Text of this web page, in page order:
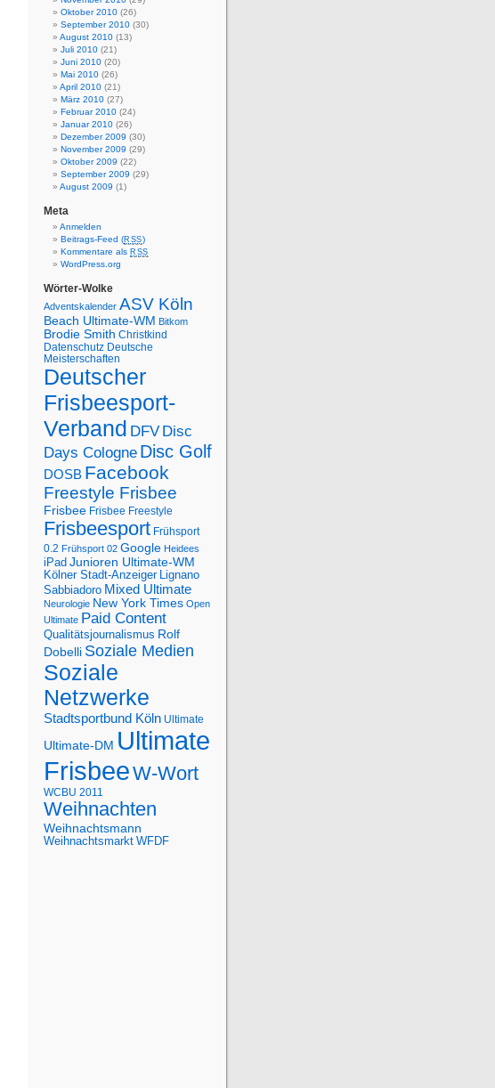
Oktober 2010 (26)
September 2010 (30)
August 2010 (13)
Juli 2010 (21)
Juni 2010 (20)
Mai 2010 (26)
April 2010 (21)
März 2010 (27)
Februar 2010 (24)
Januar 2010 (26)
Dezember 2009 (30)
November 2009 (29)
Oktober 2009 (22)
September 2009 (29)
August 2009 (1)
Meta
Anmelden
Beitrags-Feed (RSS)
Kommentare als RSS
WordPress.org
Wörter-Wolke
Adventskalender ASV Köln
Beach Ultimate-WM Bitkom
Brodie Smith Christkind
Datenschutz Deutsche
Meisterschaften
Deutscher
Frisbeesport-
Verband DFV Disc
Days Cologne Disc Golf
DOSB Facebook
Freestyle Frisbee
Frisbee Frisbee Freestyle
Frisbeesport Frühsport
0.2 Frühsport 02 Google Heidees
iPad Junioren Ultimate-WM
Kölner Stadt-Anzeiger Lignano
Sabbiadoro Mixed Ultimate
Neurologie New York Times Open
Ultimate Paid Content
Qualitätsjournalismus Rolf
Dobelli Soziale Medien
Soziale
Netzwerke
Stadtsportbund Köln Ultimate
Ultimate-DM Ultimate
FrisbeeW-Wort
WCBU 2011
Weihnachten
Weihnachtsmann
Weihnachtsmarkt WFDF